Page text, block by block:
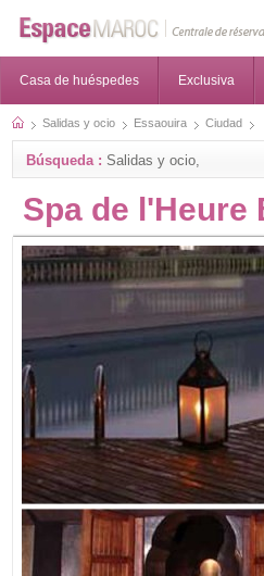
Casa de huéspedes Exclusiva
Salidas y ocio Essaouira Ciudad
Búsqueda : Salidas y ocio,
Spa de l'Heure